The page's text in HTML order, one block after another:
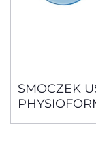
SMOCZEK